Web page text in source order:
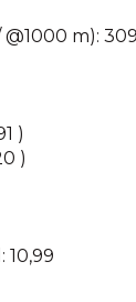
m):
)
)
10,99